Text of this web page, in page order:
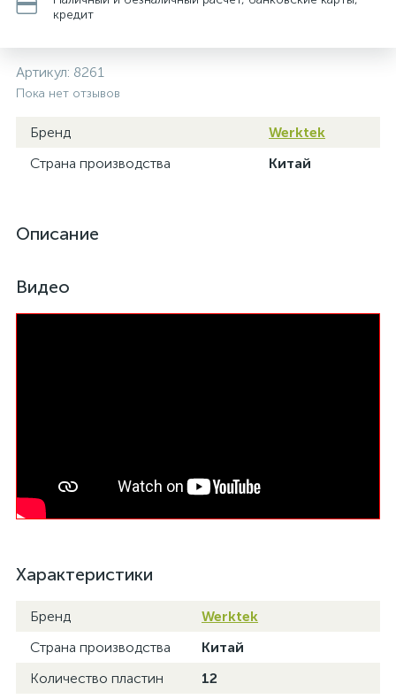
кредит
Артикул: 8261
Пока нет отзывов
Бренд
Werktek
Страна производства
Китай
Описание
Видео
Характеристики
Бренд
Werktek
Страна производства
Китай
Количество пластин
12